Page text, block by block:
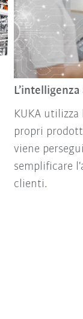
KUKA
propri
viene
semplificare
clienti.